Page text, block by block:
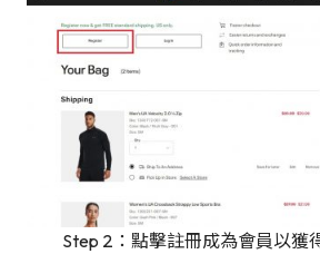
Step 2：點擊註冊成為會員以獲